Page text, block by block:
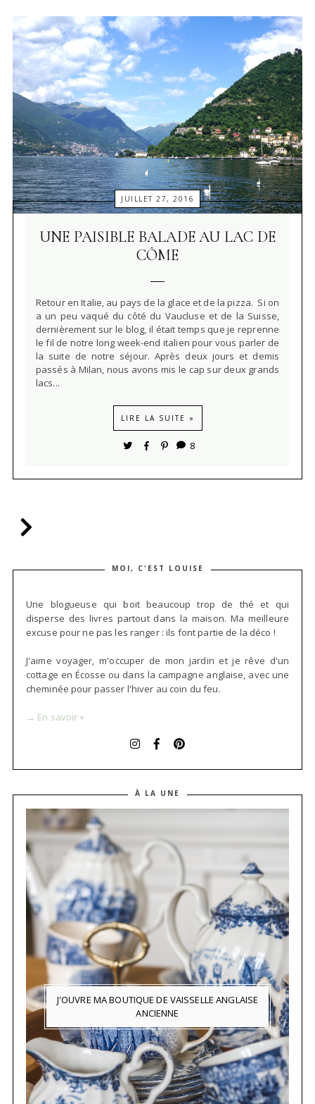
JUILLET 27, 2016
UNE PAISIBLE BALADE AU LAC DE
CÔME
Retour en Italie, au pays de la glace et de la pizza. Si on
a un peu vaqué du côté du Vaucluse et de la Suisse,
dernièrement sur le blog, il était temps que je reprenne
le fil de notre long week-end italien pour vous parler de
la suite de notre séjour. Après deux jours et demis
passés à Milan, nous avons mis le cap sur deux grands
lacs...
LIRE LA SUITE »
8
MOI, C'EST LOUISE
Une blogueuse qui boit beaucoup trop de thé et qui
disperse des livres partout dans la maison. Ma meilleure
excuse pour ne pas les ranger : ils font partie de la déco !
J'aime voyager, m'occuper de mon jardin et je rêve d'un
cottage en Écosse ou dans la campagne anglaise, avec une
cheminée pour passer l'hiver au coin du feu.
→ En savoir +
À LA UNE
J'OUVRE MA BOUTIQUE DE VAISSELLE ANGLAISE
ANCIENNE